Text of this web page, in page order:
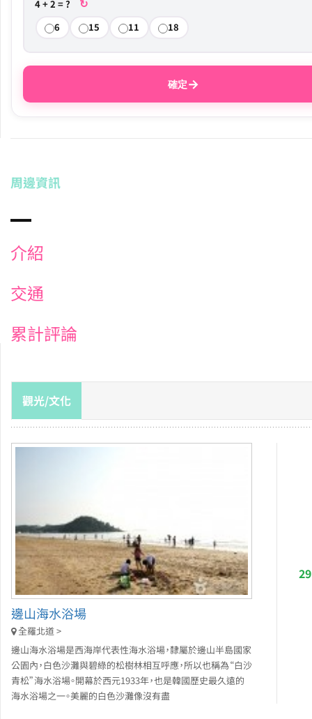
4 + 2 = ?
6 15 11 18
確定→
周邊資訊
介紹
交通
累計評論
觀光/文化
邊山海水浴場
全羅北道 >
邊山海水浴場是西海岸代表性海水浴場，隸屬於邊山半島國家
公園內，白色沙灘與碧綠的松樹林相互呼應，所以也稱為“白沙
青松”海水浴場。開幕於西元1933年，也是韓國歷史最久遠的
海水浴場之一。美麗的白色沙灘像沒有盡